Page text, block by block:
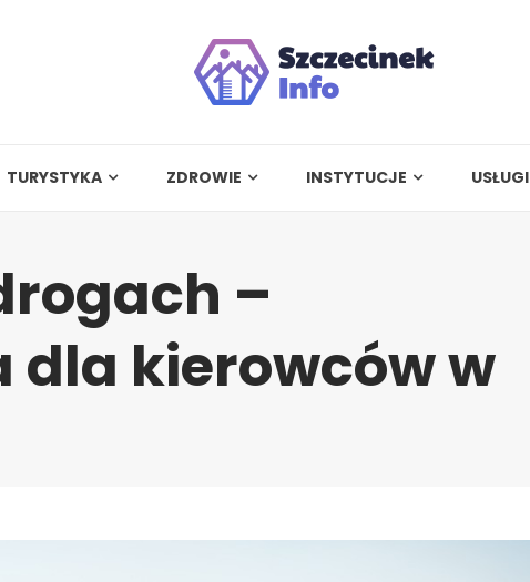
TURYSTYKA ZDROWIE INSTYTUCJE USŁUGI
–
kierowców w